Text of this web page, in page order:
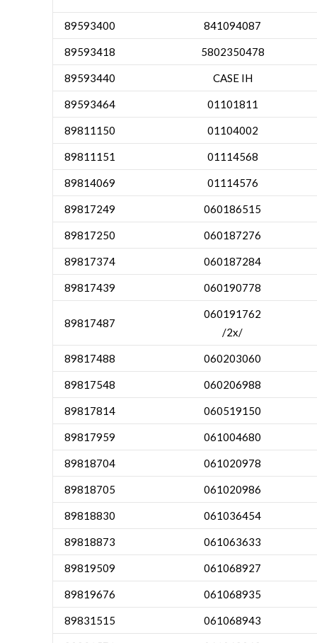
89593400 841094087
89593418 5802350478
89593440 CASE IH
89593464 01101811
89811150 01104002
89811151 01114568
89814069 01114576
89817249 060186515
89817250 060187276
89817374 060187284
89817439 060190778
89817487
060191762
/2x/
89817488 060203060
89817548 060206988
89817814 060519150
89817959 061004680
89818704 061020978
89818705 061020986
89818830 061036454
89818873 061063633
89819509 061068927
89819676 061068935
89831515 061068943